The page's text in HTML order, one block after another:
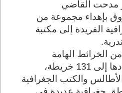
مدحت القاضي
بإهداء مجموعة من
الفريدة إلى مكتبة
.
الخرائط الهامة
والأصلية التي يصل عددها إلى 131 خريطة،
والكتب الجغرافية